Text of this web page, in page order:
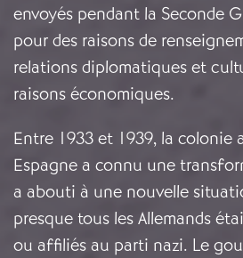
envoyés pendant la Seconde
pour des raisons de
relations diplomatiques et
raisons économiques.
Entre 1933 et 1939, la colonie
Espagne a connu une
a abouti à une nouvelle
presque tous les Allemands
ou affiliés au parti nazi. Le